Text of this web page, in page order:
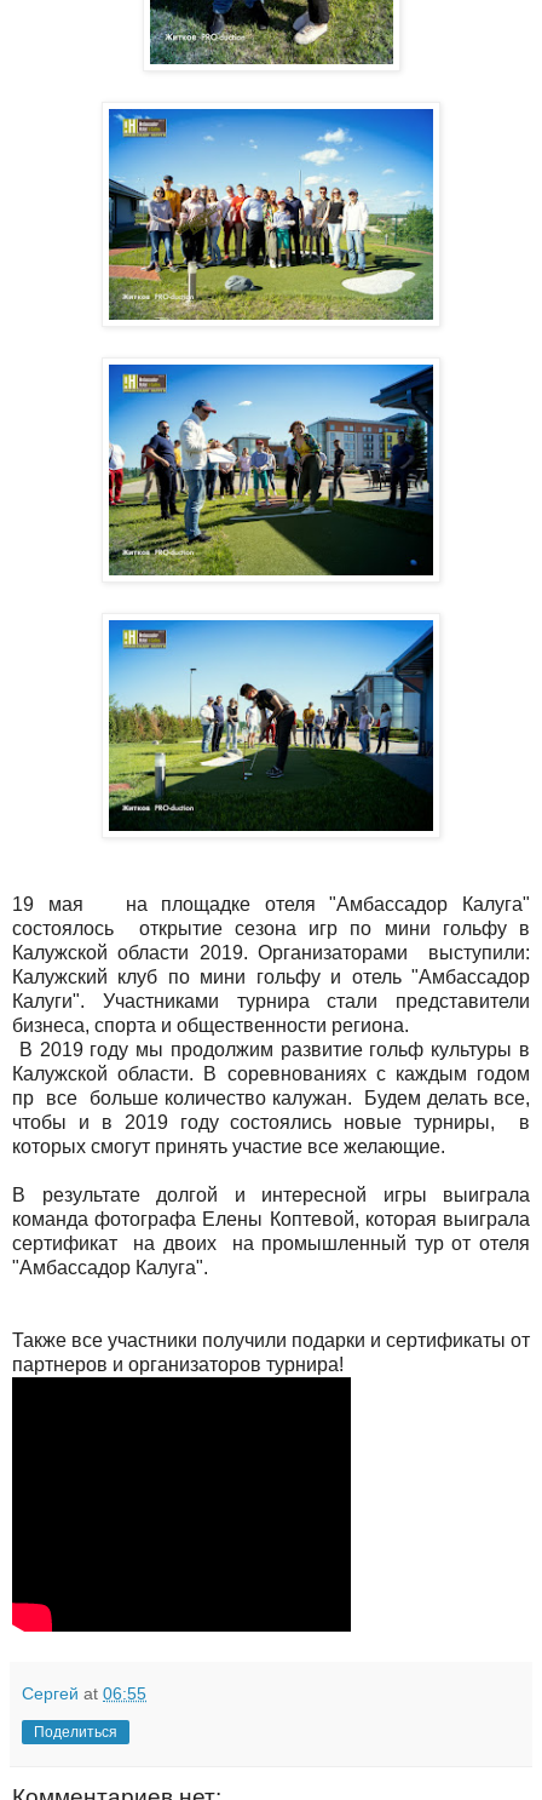
19 мая на площадке отеля "Амбассадор Калуга"
состоялось
открытие сезона игр по мини гольфу в
Калужской области 2019. Организаторами выступили:
Калужский клуб по мини гольфу и отель "Амбассадор
Калуги". Участниками турнира стали представители
бизнеса, спорта и общественности региона.
В 2019 году мы продолжим развитие гольф культуры в
Калужской области. В соревнованиях с каждым годом
пр
все больше количество калужан.
Будем делать все,
чтобы и в 2019 году состоялись новые турниры, в
которых смогут принять участие все желающие.
В результате долгой и интересной игры выиграла
команда фотографа Елены Коптевой, которая выиграла
сертификат
на двоих
на промышленный тур от отеля
"Амбассадор Калуга".
Также все участники получили подарки и сертификаты от
партнеров и организаторов турнира!
Сергей at 06:55
Поделиться